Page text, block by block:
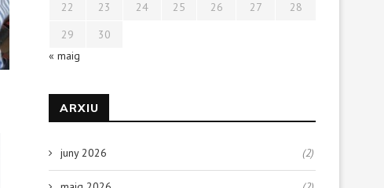
22
23 24 25 26 27
28
29
30
« maig
ARXIU
juny 2026 (2)